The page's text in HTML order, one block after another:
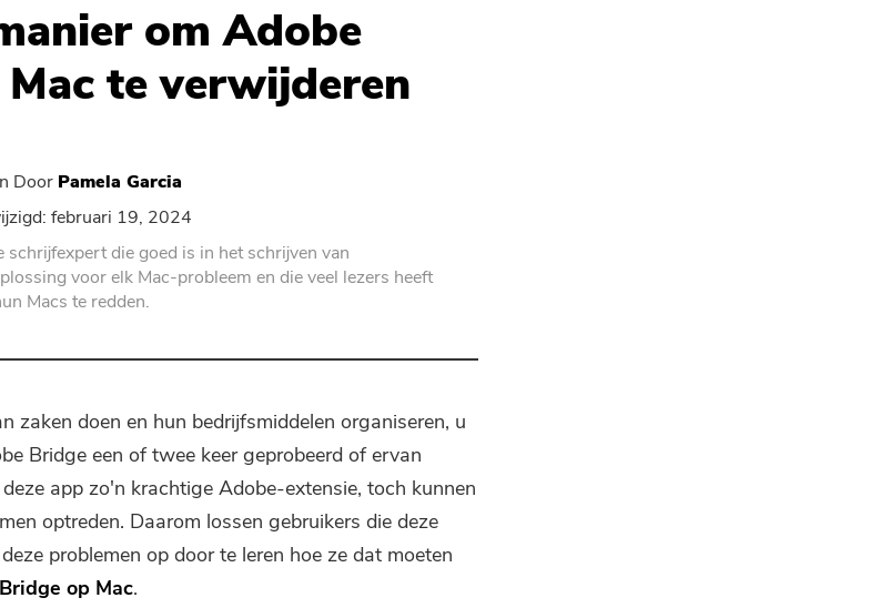
PowerVerwijderen
Video Converter
PDF-compressor
Free Video Editor
Gratis fotocompressor
om Adobe
te verwijderen
Door Pamela Garcia
februari 19, 2024
schrijfexpert die goed is in het schrijven van
voor elk Mac-probleem en die veel lezers heeft
Macs te redden.
zaken doen en hun bedrijfsmiddelen organiseren, u
Bridge een of twee keer geprobeerd of ervan
app zo'n krachtige Adobe-extensie, toch kunnen
optreden. Daarom lossen gebruikers die deze
problemen op door te leren hoe ze dat moeten
op Mac.